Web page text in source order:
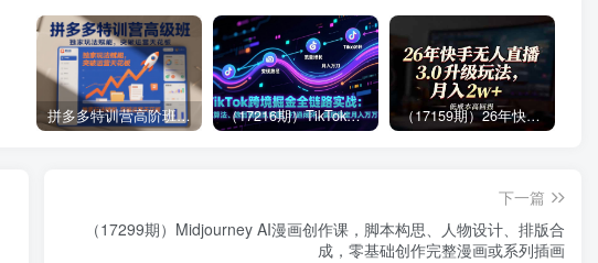
拼多多特训营高阶班，独家玩法赋能，突破运营天花板（更新26年1月） （17216期）TikTok跨境掘金全链路实战：从算法、选品到团队管理，打通闭环，实现稳定月入万刀 （17159期）26年快手无人直播3.0升级玩法，低成本高回报，月入2w+
下一篇
（17299期）Midjourney AI漫画创作课，脚本构思、人物设计、排版合
成，零基础创作完整漫画或系列插画